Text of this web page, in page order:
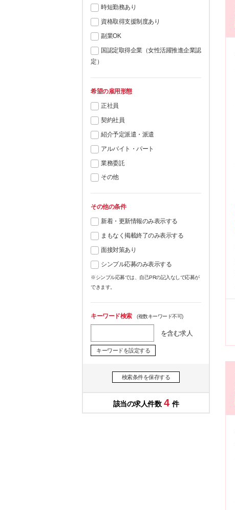
時短勤務あり
資格取得支援制度あり
副業OK
国認定取得企業（女性活躍推進企業認
定）
希望の雇用形態
正社員
契約社員
紹介予定派遣・派遣
アルバイト・パート
業務委託
その他
その他の条件
新着・更新情報のみ表示する
まもなく掲載終了のみ表示する
面接対策あり
シンプル応募のみ表示する
※シンプル応募では、自己PRの記入なしで応募が
できます。
キーワード検索(複数キーワード不可)
を含む求人
キーワードを設定する
検索条件を保存する
4